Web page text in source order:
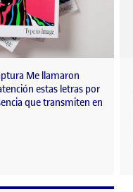
Me llamaron
estas letras por
que transmiten en